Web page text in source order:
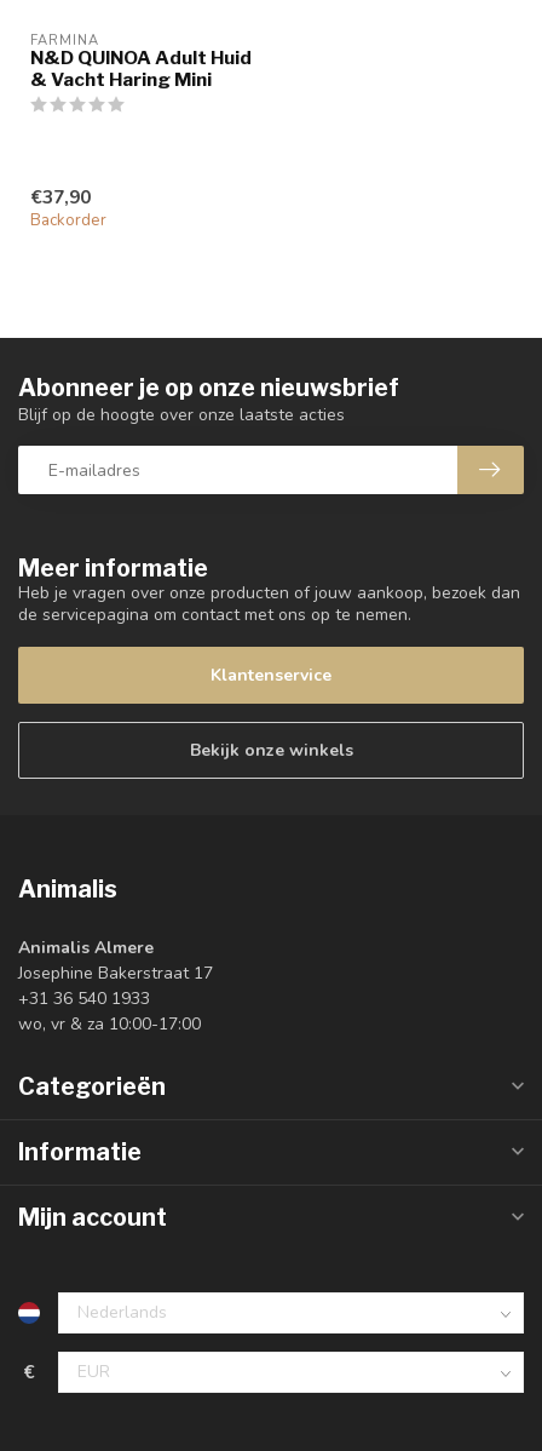
FARMINA
N&D QUINOA Adult Huid
& Vacht Haring Mini
€37,90
Backorder
Meer informatie
Heb je vragen over onze producten of jouw aankoop, bezoek dan
de servicepagina om contact met ons op te nemen.
Klantenservice
Bekijk onze winkels
Abonneer je op onze nieuwsbrief
Blijf op de hoogte over onze laatste acties
Animalis
Animalis Almere
Josephine Bakerstraat 17
+31 36 540 1933
wo, vr & za 10:00-17:00
Categorieën
Informatie
Mijn account
€